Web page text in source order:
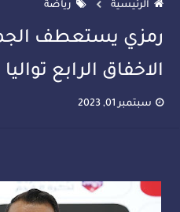
الرئيسية رياضة
رمزي يستعطف
الاخفاق الرابع
سبتمبر 01, 2023